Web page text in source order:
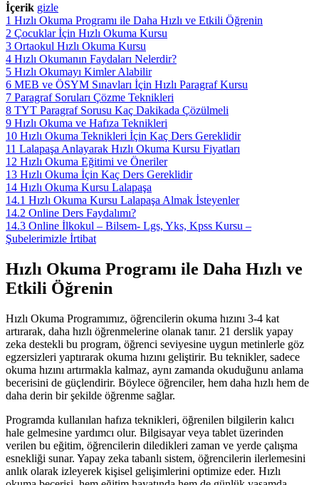
İçerik gizle
1 Hızlı Okuma Programı ile Daha Hızlı ve Etkili Öğrenin
2 Çocuklar İçin Hızlı Okuma Kursu
3 Ortaokul Hızlı Okuma Kursu
4 Hızlı Okumanın Faydaları Nelerdir?
5 Hızlı Okumayı Kimler Alabilir
6 MEB ve ÖSYM Sınavları İçin Hızlı Paragraf Kursu
7 Paragraf Soruları Çözme Teknikleri
8 TYT Paragraf Sorusu Kaç Dakikada Çözülmeli
9 Hızlı Okuma ve Hafıza Teknikleri
10 Hızlı Okuma Teknikleri İçin Kaç Ders Gereklidir
11 Lalapaşa Anlayarak Hızlı Okuma Kursu Fiyatları
12 Hızlı Okuma Eğitimi ve Öneriler
13 Hızlı Okuma İçin Kaç Ders Gereklidir
14 Hızlı Okuma Kursu Lalapaşa
14.1 Hızlı Okuma Kursu Lalapaşa Almak İsteyenler
14.2 Online Ders Faydalımı?
14.3 Online İlkokul – Bilsem- Lgs, Yks, Kpss Kursu –
Şubelerimizle İrtibat
Hızlı Okuma Programı ile Daha Hızlı ve
Etkili Öğrenin
Hızlı Okuma Programımız, öğrencilerin okuma hızını 3-4 kat
artırarak, daha hızlı öğrenmelerine olanak tanır. 21 derslik yapay
zeka destekli bu program, öğrenci seviyesine uygun metinlerle göz
egzersizleri yaptırarak okuma hızını geliştirir. Bu teknikler, sadece
okuma hızını artırmakla kalmaz, aynı zamanda okuduğunu anlama
becerisini de güçlendirir. Böylece öğrenciler, hem daha hızlı hem de
daha derin bir şekilde öğrenme sağlar.
Programda kullanılan hafıza teknikleri, öğrenilen bilgilerin kalıcı
hale gelmesine yardımcı olur. Bilgisayar veya tablet üzerinden
verilen bu eğitim, öğrencilerin diledikleri zaman ve yerde çalışma
esnekliği sunar. Yapay zeka tabanlı sistem, öğrencilerin ilerlemesini
anlık olarak izleyerek kişisel gelişimlerini optimize eder. Hızlı